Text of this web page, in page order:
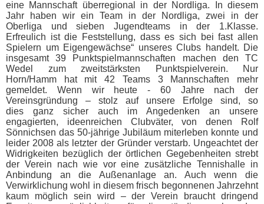
eine Mannschaft überregional in der Nordliga. In diesem
Jahr haben wir ein Team in der Nordliga, zwei in der
Oberliga und sieben Jugendteams in der 1.Klasse.
Erfreulich ist die Feststellung, dass es sich bei fast allen
Spielern um Eigengewächse“ unseres Clubs handelt. Die
insgesamt 39 Punktspielmannschaften machen den TC
Wedel zum zweitstärksten Punktspielverein. Nur
Horn/Hamm hat mit 42 Teams 3 Mannschaften mehr
gemeldet. Wenn wir heute - 60 Jahre nach der
Vereinsgründung – stolz auf unsere Erfolge sind, so
dies ganz sicher auch im Angedenken an unsere
engagierten, ideenreichen Clubväter, von denen Rolf
Sönnichsen das 50-jährige Jubiläum miterleben konnte und
leider 2008 als letzter der Gründer verstarb. Ungeachtet der
Widrigkeiten bezüglich der örtlichen Gegebenheiten strebt
der Verein nach wie vor eine zusätzliche Tennishalle in
Anbindung an die Außenanlage an. Auch wenn die
Verwirklichung wohl in diesem frisch begonnenen Jahrzehnt
kaum möglich sein wird – der Verein braucht dringend